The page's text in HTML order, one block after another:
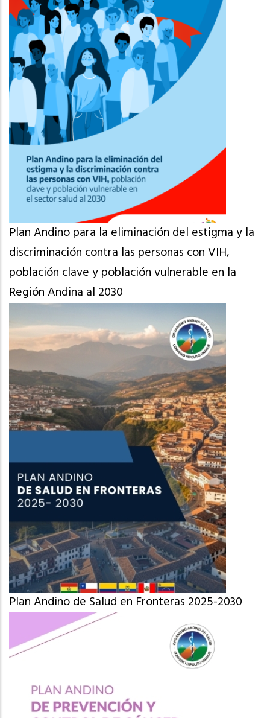
Plan Andino para la eliminación del estigma y la
discriminación contra las personas con VIH,
población clave y población vulnerable en la
Región Andina al 2030
Plan Andino de Salud en Fronteras 2025-2030